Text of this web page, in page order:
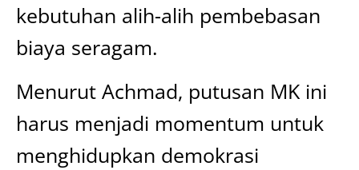
kebutuhan alih-alih pembebasan
biaya seragam.
Menurut Achmad, putusan MK ini
harus menjadi momentum untuk
menghidupkan demokrasi